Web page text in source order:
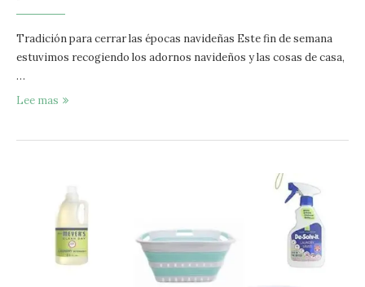
Tradición para cerrar las épocas navideñas Este fin de semana
estuvimos recogiendo los adornos navideños y las cosas de casa,
…
Lee mas